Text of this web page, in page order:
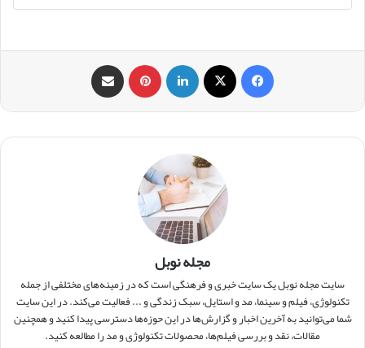
فیس بوک ‫پین‌ترست
مجله نوبل
سایت مجله نوبل یک سایت خبری و فرهنگی است که در زمینه‌های مختلفی از جمله
تکنولوژی، فیلم و سینما، مد و استایل، سبک زندگی و ... فعالیت می‌کند. در این سایت
شما می‌توانید به آخرین اخبار و گزارش‌ها در این حوزه‌ها دسترسی پیدا کنید و همچنین
مقالات، نقد و بررسی فیلم‌ها، محصولات تکنولوژی و مد را مطالعه کنید.